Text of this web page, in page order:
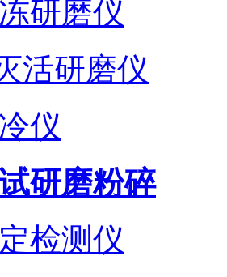
研磨仪
活研磨仪
仪
研磨粉碎
检测仪